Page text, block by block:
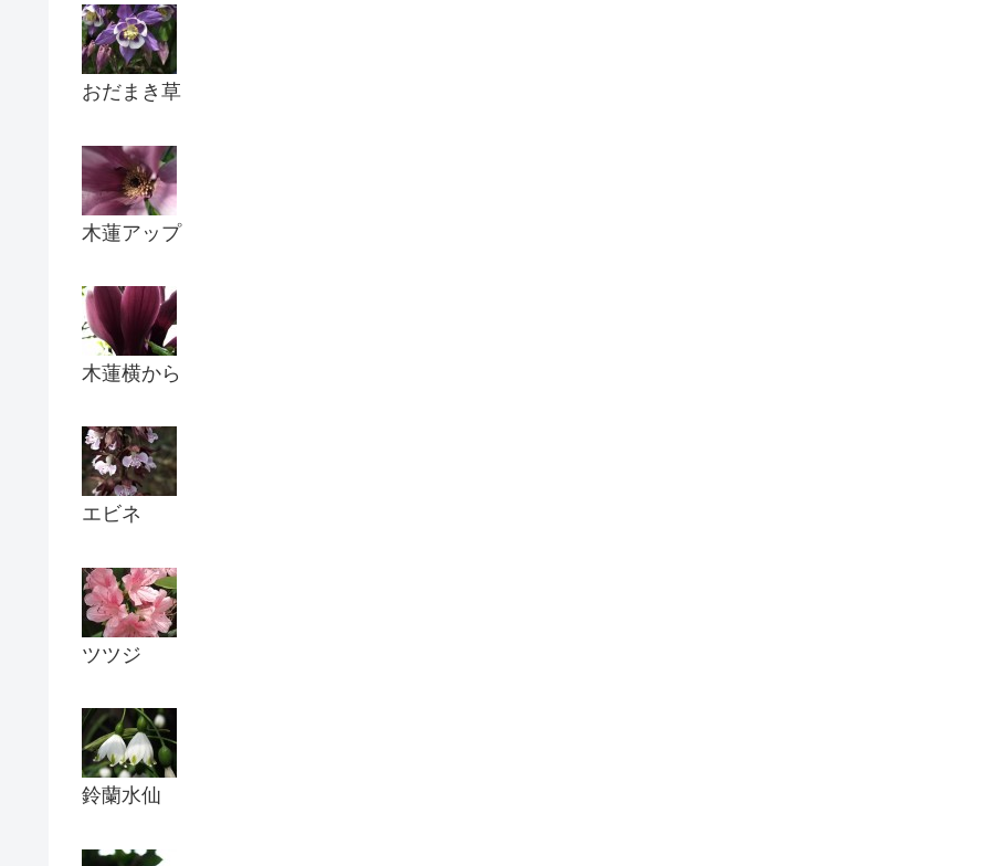
おだまき草
木蓮アップ
木蓮横から
エビネ
ツツジ
鈴蘭水仙